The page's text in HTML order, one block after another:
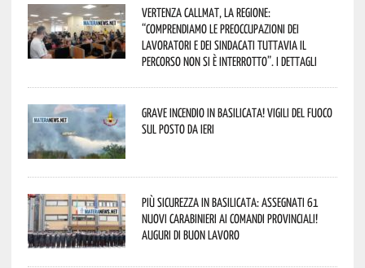
Vertenza CallMat, la Regione:
“comprendiamo le preoccupazioni dei
lavoratori e dei sindacati tuttavia il
percorso non si è interrotto”. I dettagli
Grave incendio in Basilicata! Vigili del fuoco
sul posto da ieri
Più sicurezza in Basilicata: assegnati 61
nuovi Carabinieri ai Comandi provinciali!
Auguri di buon lavoro